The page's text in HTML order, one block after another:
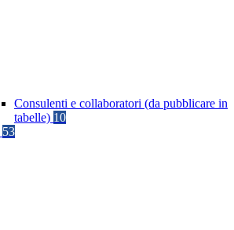
Consulenti e collaboratori (da pubblicare in
tabelle) 10
53